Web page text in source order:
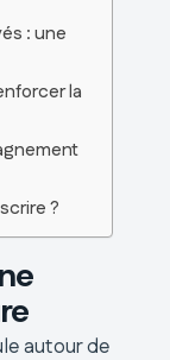
: une
la
?
autour de